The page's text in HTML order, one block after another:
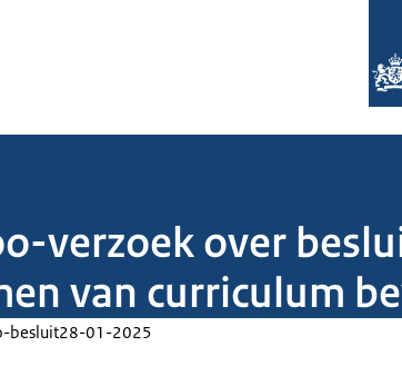
verzoek over
van curriculum
besluit28-01-2025